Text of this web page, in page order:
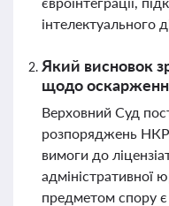
інтелектуального
Який висновок
щодо
Верховний Суд
розпоряджень
вимоги до
адміністративної
предметом спору є